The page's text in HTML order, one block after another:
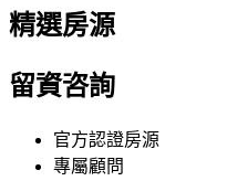
精選房源
留資咨詢
官方認證房源
專屬顧問